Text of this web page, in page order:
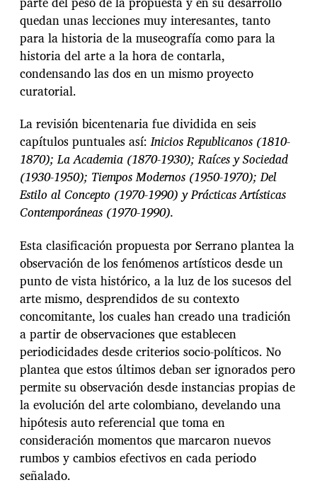
quedan unas lecciones muy interesantes, tanto
para la historia de la museografía como para la
historia del arte a la hora de contarla,
condensando las dos en un mismo proyecto
curatorial.
La revisión bicentenaria fue dividida en seis
capítulos puntuales así:Inicios Republicanos (1810-
1870); La Academia (1870-1930); Raíces y Sociedad
(1930-1950); Tiempos Modernos (1950-1970); Del
Estilo al Concepto (1970-1990) y Prácticas Artísticas
Contemporáneas (1970-1990).
Esta clasificación propuesta por Serrano plantea la
observación de los fenómenos artísticos desde un
punto de vista histórico, a la luz de los sucesos del
arte mismo, desprendidos de su contexto
concomitante, los cuales han creado una tradición
a partir de observaciones que establecen
periodicidades desde criterios socio-políticos. No
plantea que estos últimos deban ser ignorados pero
permite su observación desde instancias propias de
la evolución del arte colombiano, develando una
hipótesis auto referencial que toma en
consideración momentos que marcaron nuevos
rumbos y cambios efectivos en cada periodo
señalado.